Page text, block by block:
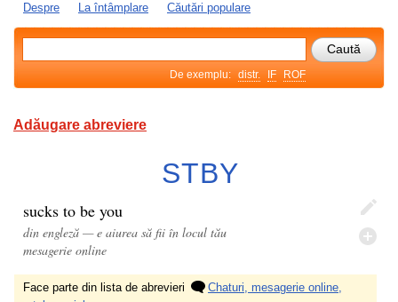
Despre La întâmplare Căutări populare
De exemplu: distr. IF ROF
Adăugare abreviere
STBY
sucks to be you
din engleză — e aiurea să fii în locul tău
mesagerie online
Face parte din lista de abrevieri
Chaturi, mesagerie online,